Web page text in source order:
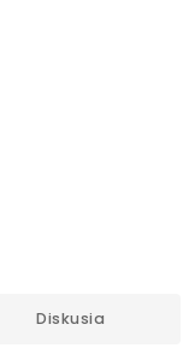
Diskusia